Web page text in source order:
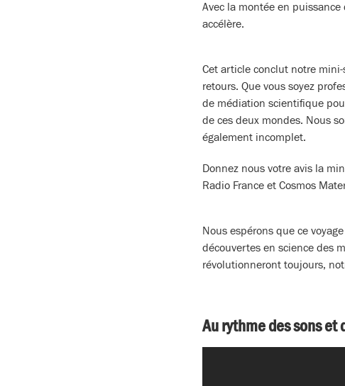
Avec la montée en
accélère.
Cet article conclut notre
retours. Que vous soyez
de médiation scientifique
de ces deux mondes. Nous
également incomplet.
Donnez nous votre avis la
Radio France et Cosmos
Nous espérons que ce
découvertes en science des
révolutionneront toujours,
Au rythme des sons et